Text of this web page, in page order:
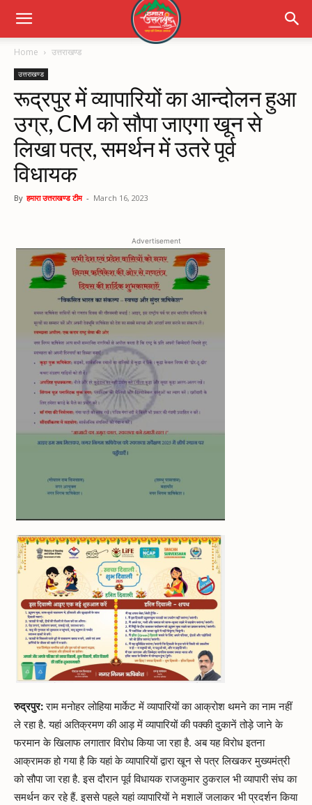
Home उत्तराखण्ड
उत्तराखण्ड
रूद्रपुर में व्यापारियों का आन्दोलन हुआ
उग्र, CM को सौपा जाएगा खून से
लिखा पत्र, समर्थन में उतरे पूर्व
विधायक
By हमारा उत्तराखण्ड टीम - March 16, 2023
Advertisement
रुद्रपुर:राम मनोहर लोहिया मार्केट में व्यापारियों का आक्रोश थमने का नाम नहीं
ले रहा है. यहां अतिक्रमण की आड़ में व्यापारियों की पक्की दुकानें तोड़े जाने के
फरमान के खिलाफ लगातार विरोध किया जा रहा है. अब यह विरोध इतना
आक्रामक हो गया है कि यहां के व्यापारियों द्वारा खून से पत्र लिखकर मुख्यमंत्री
को सौपा जा रहा है. इस दौरान पूर्व विधायक राजकुमार ठुकराल भी व्यापारी संघ का
समर्थन कर रहे हैं. इससे पहले यहां व्यापारियों ने मशालें जलाकर भी प्रदर्शन किया